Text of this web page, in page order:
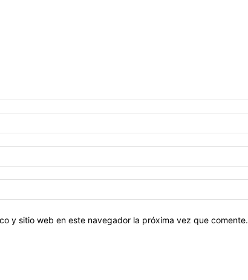
y sitio web en este navegador la próxima vez que comente.